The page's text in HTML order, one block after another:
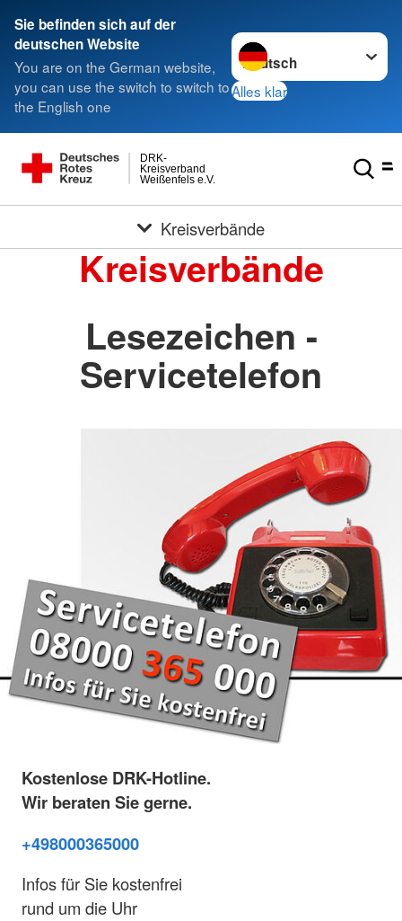
Sie befinden sich auf der
deutschen Website
You are on the German website,
you can use the switch to switch to
the English one
Sprache wechseln zu
Alles klar
Weißenfels e.V.
Kreisverband
DRK-
Kreisverbände
Kreisverbände
Lesezeichen -
Servicetelefon
Kostenlose DRK-Hotline.
Wir beraten Sie gerne.
+498000365000
Infos für Sie kostenfrei
rund um die Uhr